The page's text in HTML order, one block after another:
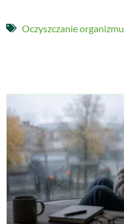
Oczyszczanie organizmu